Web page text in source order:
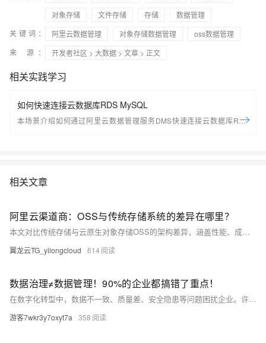
对象存储
文件存储 存储
数据管理
关键词：
阿里云数据管理 对象存储数据管理
oss数据管理
来 源：
开发者社区 > 大数据 > 文章 > 正文
相关实践学习
如何快速连接云数据库RDS MySQL
本场景介绍如何通过阿里云数据管理服务DMS快速连接云数据库RDS
相关文章
阿里云渠道商：OSS与传统存储系统的差异在哪里？
本文对比传统存储与云原生对象存储OSS的架构差异，涵盖性能、成本、扩展性等方面。OSS凭借高持久性、弹性扩容及与云服务深度集成，成为大数据与AI时代的优选方案。
翼龙云TG_yilongcloud 614
数据治理≠数据管理！90%的企业都搞错了重点！
在数字化转型中，数据不一致、质量差、安全隐患等问题困扰企业。许多组织跳过基础的数据管理，直接进行数据治理，导致方案难以落地。数据管理涵盖数据生命周期中的采集、存储、处理等关键环节，决定了数据是否可用、可靠。本文详解数据管理的四大核心模块——数据质量、元数据、主数据与数据安全，并提供构建数据管理体系的四个阶段：评估现状、确定优先级、建立基础能力与持续改进，助力企业夯实数据基础，推动治理落地。
游客7wkr3y7oxyt7a 358